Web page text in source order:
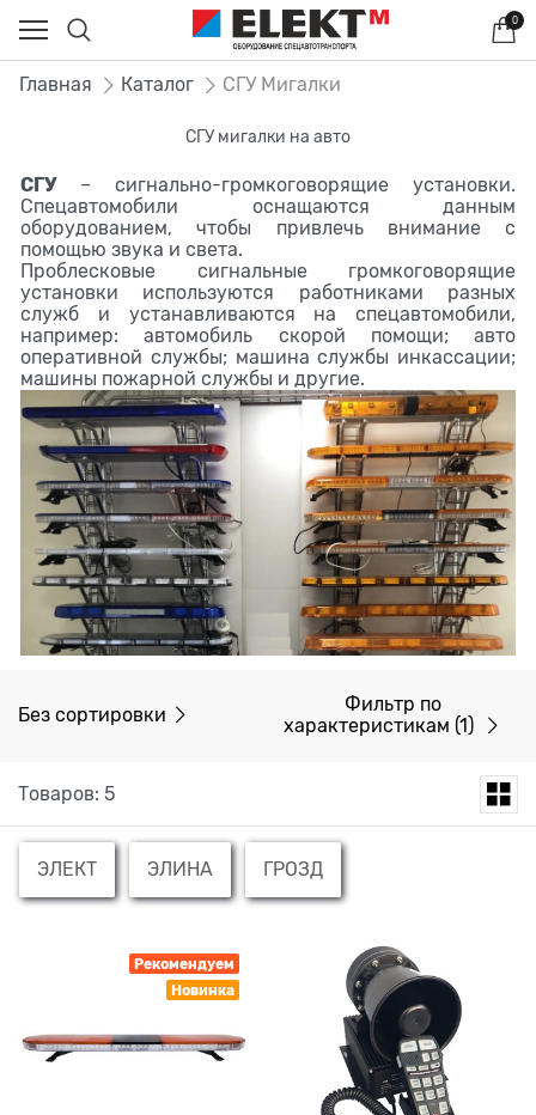
0
Главная Каталог СГУ Мигалки
СГУ мигалки на авто
СГУ – сигнально-громкоговорящие установки.
Спецавтомобили оснащаются данным
оборудованием, чтобы привлечь внимание с
помощью звука и света.
Проблесковые сигнальные громкоговорящие
установки используются работниками разных
служб и устанавливаются на спецавтомобили,
например: автомобиль скорой помощи; авто
оперативной службы; машина службы инкассации;
машины пожарной службы и другие.
Без сортировки
Фильтр по
характеристикам (1)
Товаров: 5
ЭЛЕКТ ЭЛИНА ГРОЗД
Рекомендуем
Новинка